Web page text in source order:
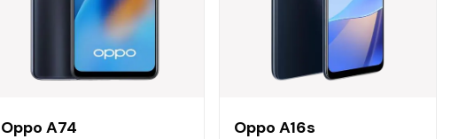
Oppo A74 Oppo A16s